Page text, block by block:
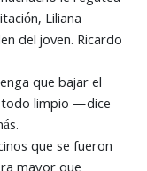
Liliana
del joven. Ricardo
que bajar el
todo limpio —dice
que se fueron